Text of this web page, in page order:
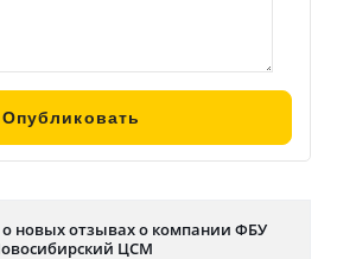
о новых отзывах о компании ФБУ
ЦСМ